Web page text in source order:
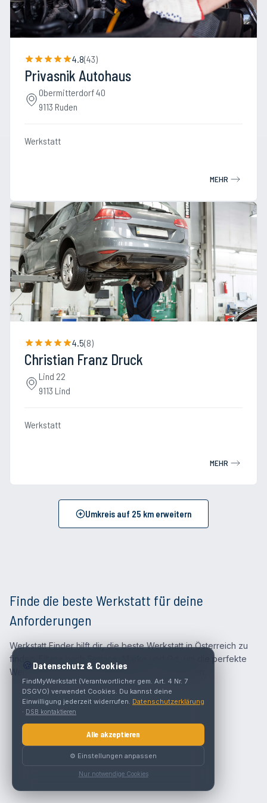
4.8(43)
Privasnik Autohaus
Obermitterdorf 40
9113 Ruden
Werkstatt
MEHR
4.5(8)
Christian Franz Druck
Lind 22
9113 Lind
Werkstatt
MEHR
Umkreis auf 25 km erweitern
Finde die beste Werkstatt für deine
Anforderungen
Werkstatt Finder hilft dir, die beste Werkstatt in Österreich zu
finden. Filtere nach Service, Marke und Ort, um die perfekte
Werkstatt für deine Anforderungen zu entdecken.
🍪 Datenschutz & Cookies
FindMyWerkstatt (Verantwortlicher gem. Art. 4 Nr. 7
DSGVO) verwendet Cookies. Du kannst deine
Einwilligung jederzeit widerrufen. Datenschutzerklärung
· DSB kontaktieren
Alle akzeptieren
⚙️ Einstellungen anpassen
Nur notwendige Cookies